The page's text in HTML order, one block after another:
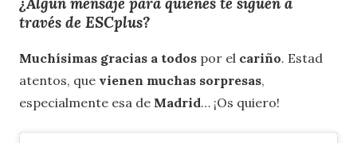
través de ESCplus?
Muchísimas gracias a todos por el cariño. Estad
atentos, que vienen muchas sorpresas,
especialmente esa de Madrid… ¡Os quiero!